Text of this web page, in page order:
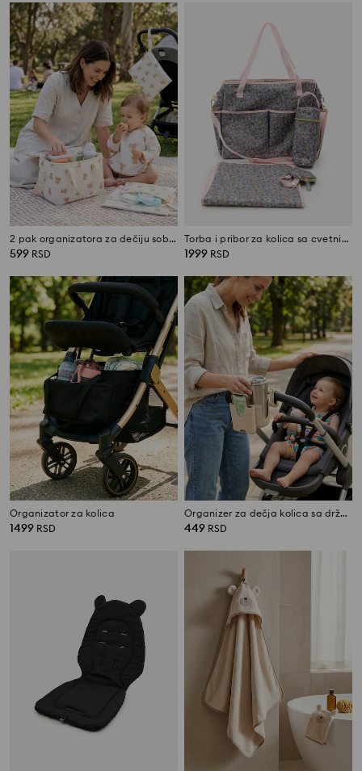
2 pak organizatora za dečiju sobu sa printom medića
599 RSD
Torba i pribor za kolica sa cvetnim motivom 4 pack
1999 RSD
Organizator za kolica
1499 RSD
Organizer za dečja kolica sa držačem za čašu i telefon
449 RSD